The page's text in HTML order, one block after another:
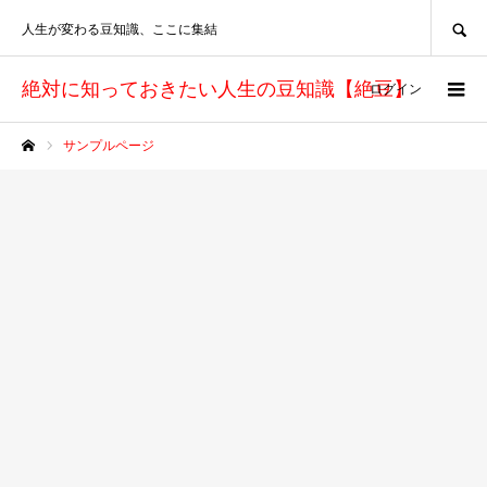
絶対に知っておきたい人生の豆知識【絶豆】
人生が変わる豆知識、ここに集結
ログイン
サンプルページ